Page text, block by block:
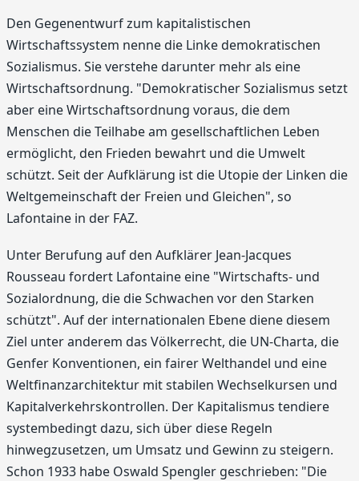
Den Gegenentwurf zum kapitalistischen
Wirtschaftssystem nenne die Linke demokratischen
Sozialismus. Sie verstehe darunter mehr als eine
Wirtschaftsordnung. "Demokratischer Sozialismus setzt
aber eine Wirtschaftsordnung voraus, die dem
Menschen die Teilhabe am gesellschaftlichen Leben
ermöglicht, den Frieden bewahrt und die Umwelt
schützt. Seit der Aufklärung ist die Utopie der Linken die
Weltgemeinschaft der Freien und Gleichen", so
Lafontaine in der FAZ.
Unter Berufung auf den Aufklärer Jean-Jacques
Rousseau fordert Lafontaine eine "Wirtschafts- und
Sozialordnung, die die Schwachen vor den Starken
schützt". Auf der internationalen Ebene diene diesem
Ziel unter anderem das Völkerrecht, die UN-Charta, die
Genfer Konventionen, ein fairer Welthandel und eine
Weltfinanzarchitektur mit stabilen Wechselkursen und
Kapitalverkehrskontrollen. Der Kapitalismus tendiere
systembedingt dazu, sich über diese Regeln
hinwegzusetzen, um Umsatz und Gewinn zu steigern.
Schon 1933 habe Oswald Spengler geschrieben: "Die